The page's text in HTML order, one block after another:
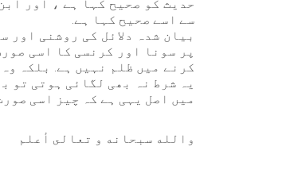
حدیث کو صحیح کہا ہے ، اور
سے اسے صحیح کہا ہے.
بیان شدہ دلائل کی روشنی
پر سونا اور کرنسی کا اسی
کرنے میں ظلم نہیں ہے. بلکہ
یہ شرط نہ بھی لگائی ہوتی تو
میں اصل یہی ہے کہ چیز اسی
والله سبحانه و تعالى أعلم